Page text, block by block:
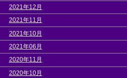
2021年12月
2021年11月
2021年10月
2021年06月
2020年11月
2020年10月